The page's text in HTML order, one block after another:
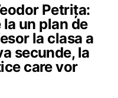
Petrița:
un plan de
la clasa a
secunde, la
care vor